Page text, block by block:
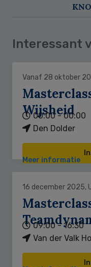
Interessant
Vanaf 28 oktober
Wijsheid
00:00 - 00:00
Den Dolder
Meer informatie
16 december 2025,
09:00 - 16:30
Van der Valk